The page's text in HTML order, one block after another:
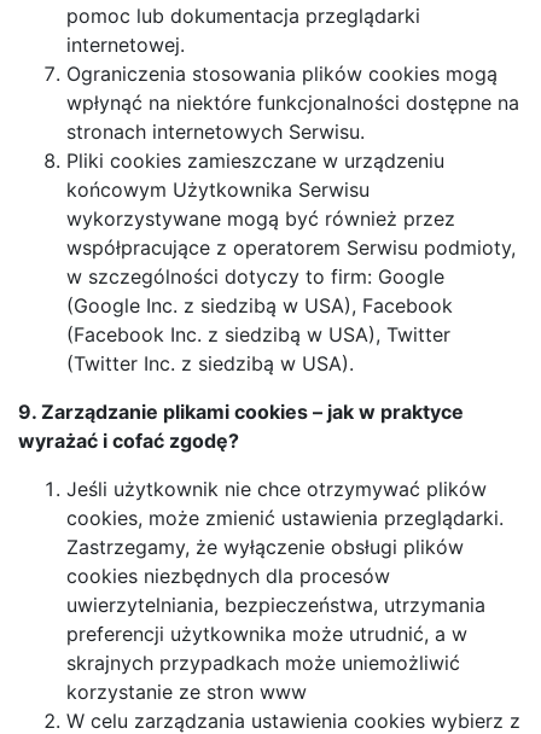
pomoc lub dokumentacja przeglądarki
internetowej.
Ograniczenia stosowania plików cookies mogą
wpłynąć na niektóre funkcjonalności dostępne na
stronach internetowych Serwisu.
Pliki cookies zamieszczane w urządzeniu
końcowym Użytkownika Serwisu
wykorzystywane mogą być również przez
współpracujące z operatorem Serwisu podmioty,
w szczególności dotyczy to firm: Google
(Google Inc. z siedzibą w USA), Facebook
(Facebook Inc. z siedzibą w USA), Twitter
(Twitter Inc. z siedzibą w USA).
9. Zarządzanie plikami cookies – jak w praktyce
wyrażać i cofać zgodę?
Jeśli użytkownik nie chce otrzymywać plików
cookies, może zmienić ustawienia przeglądarki.
Zastrzegamy, że wyłączenie obsługi plików
cookies niezbędnych dla procesów
uwierzytelniania, bezpieczeństwa, utrzymania
preferencji użytkownika może utrudnić, a w
skrajnych przypadkach może uniemożliwić
korzystanie ze stron www
W celu zarządzania ustawienia cookies wybierz z